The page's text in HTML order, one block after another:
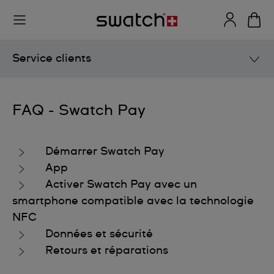
Service clients
FAQ
Collections
Boutique en ligne
Service après-vente
Informations techniques
FAQ - Swatch Pay
Démarrer Swatch Pay
App
Activer Swatch Pay avec un
smartphone compatible avec la technologie
NFC
Données et sécurité
Retours et réparations